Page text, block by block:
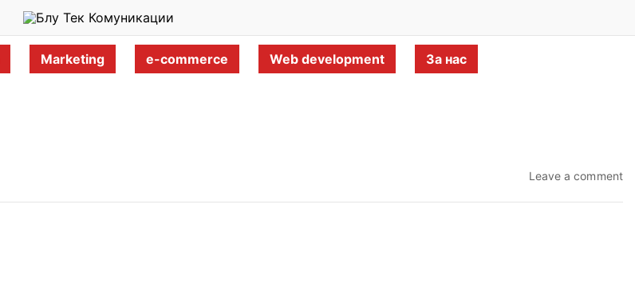
Marketing e-commerce Web development За нас
Leave a comment